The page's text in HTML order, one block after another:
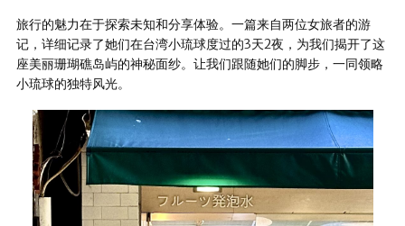
旅行的魅力在于探索未知和分享体验。一篇来自两位女旅者的游
记，详细记录了她们在台湾小琉球度过的3天2夜，为我们揭开了这
座美丽珊瑚礁岛屿的神秘面纱。让我们跟随她们的脚步，一同领略
小琉球的独特风光。